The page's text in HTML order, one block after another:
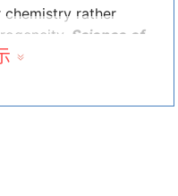
chemistry rather
Science of
780: 146552.